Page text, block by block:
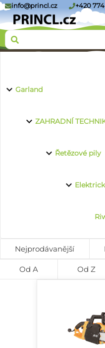
info@princl.cz +420 774
Garland
ZAHRADNÍ
Řetězové pily
Nejprodávanější
Od A Od Z